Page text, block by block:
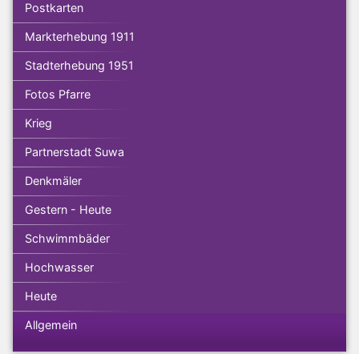
Postkarten
Markterhebung 1911
Stadterhebung 1951
Fotos Pfarre
Krieg
Partnerstadt Suwa
Denkmäler
Gestern - Heute
Schwimmbäder
Hochwasser
Heute
Allgemein